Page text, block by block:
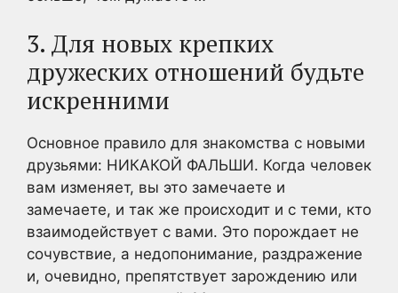
3. Для новых крепких
дружеских отношений будьте
искренними
Основное правило для знакомства с новыми
друзьями: НИКАКОЙ ФАЛЬШИ. Когда человек
вам изменяет, вы это замечаете и
замечаете, и так же происходит и с теми, кто
взаимодействует с вами. Это порождает не
сочувствие, а недопонимание, раздражение
и, очевидно, препятствует зарождению или